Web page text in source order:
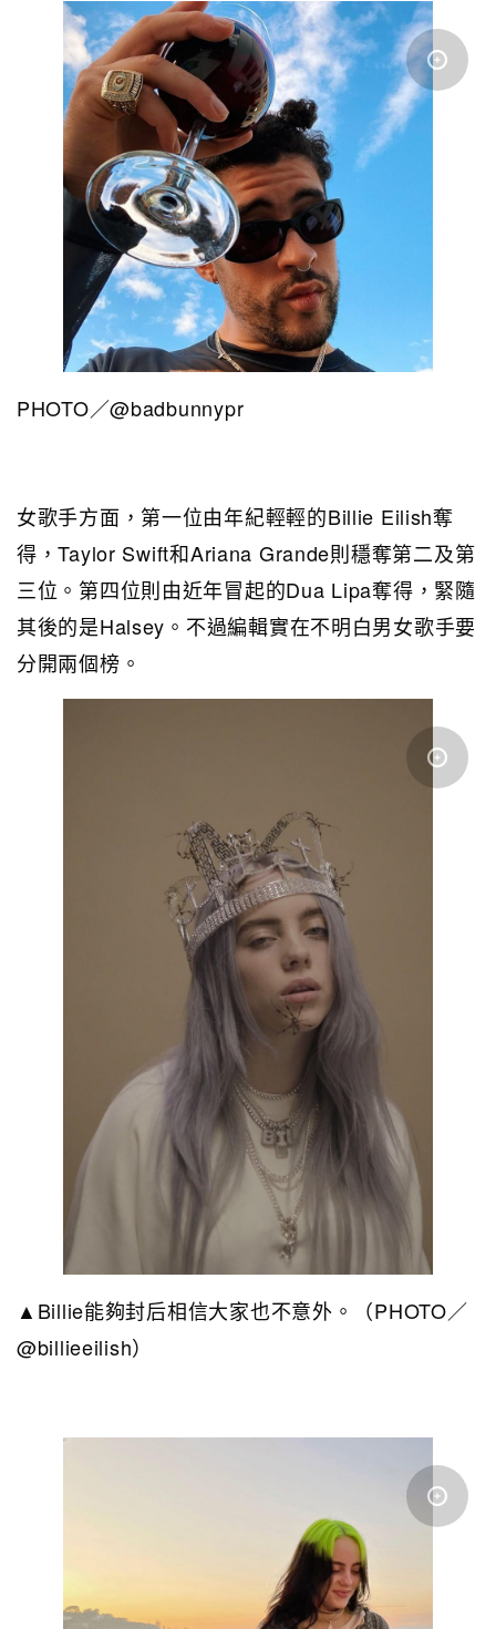
PHOTO／@badbunnypr
女歌手方面，第一位由年紀輕輕的Billie Eilish奪
得，Taylor Swift和Ariana Grande則穩奪第二及第
三位。第四位則由近年冒起的Dua Lipa奪得，緊隨
其後的是Halsey。不過編輯實在不明白男女歌手要
分開兩個榜。
▲Billie能夠封后相信大家也不意外。（PHOTO／
@billieeilish）